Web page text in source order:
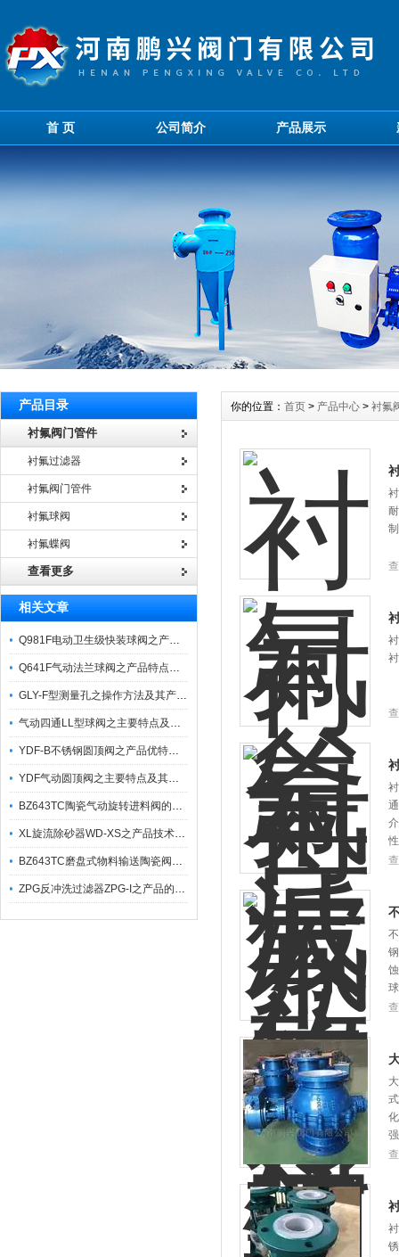
首 页 公司简介 产品展示
产品目录
衬氟阀门管件
衬氟过滤器
衬氟阀门管件
衬氟球阀
衬氟蝶阀
查看更多
相关文章
Q981F电动卫生级快装球阀之产品特性与应用
Q641F气动法兰球阀之产品特点与附件应用选项
GLY-F型测量孔之操作方法及其产品特点
气动四通LL型球阀之主要特点及换向原理
YDF-B不锈钢圆顶阀之产品优特点及适用场合
YDF气动圆顶阀之主要特点及其技术参数
BZ643TC陶瓷气动旋转进料阀的适用范围及主要特点
XL旋流除砂器WD-XS之产品技术创新及原理应用
BZ643TC磨盘式物料输送陶瓷阀BDF之产品特点及应用
ZPG反冲洗过滤器ZPG-I之产品的主要特点及结构差异
你的位置： 首页 > 产品中心 > 衬氟